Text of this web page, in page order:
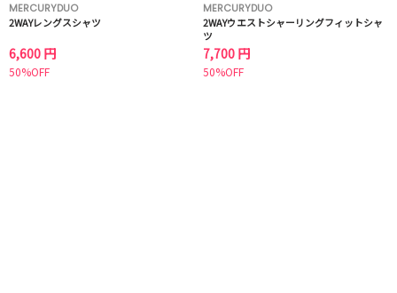
MERCURYDUO
2WAYレングスシャツ
6,600 円
50%OFF
MERCURYDUO
2WAYウエストシャーリングフィットシャ
ツ
7,700 円
50%OFF